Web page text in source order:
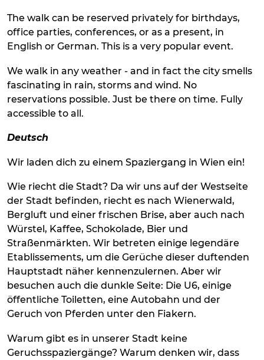
The walk can be reserved privately for birthdays,
office parties, conferences, or as a present, in
English or German. This is a very popular event.
We walk in any weather - and in fact the city smells
fascinating in rain, storms and wind. No
reservations possible. Just be there on time. Fully
accessible to all.
Deutsch
Wir laden dich zu einem Spaziergang in Wien ein!
Wie riecht die Stadt? Da wir uns auf der Westseite
der Stadt befinden, riecht es nach Wienerwald,
Bergluft und einer frischen Brise, aber auch nach
Würstel, Kaffee, Schokolade, Bier und
Straßenmärkten. Wir betreten einige legendäre
Etablissements, um die Gerüche dieser duftenden
Hauptstadt näher kennenzulernen. Aber wir
besuchen auch die dunkle Seite: Die U6, einige
öffentliche Toiletten, eine Autobahn und der
Geruch von Pferden unter den Fiakern.
Warum gibt es in unserer Stadt keine
Geruchsspaziergänge? Warum denken wir, dass